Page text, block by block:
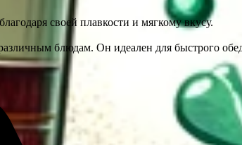
своей плавкости и мягкому вкусу.
блюдам. Он идеален для быстрого